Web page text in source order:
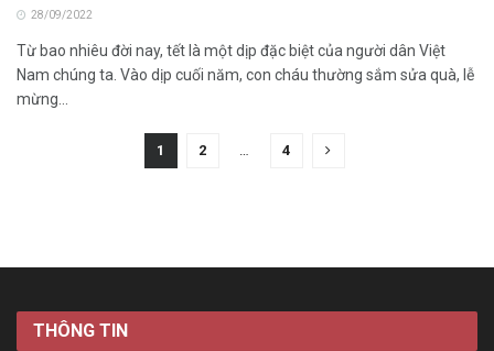
28/09/2022
Từ bao nhiêu đời nay, tết là một dịp đặc biệt của người dân Việt
Nam chúng ta. Vào dịp cuối năm, con cháu thường sắm sửa quà, lễ
mừng...
1 2 4
THÔNG TIN